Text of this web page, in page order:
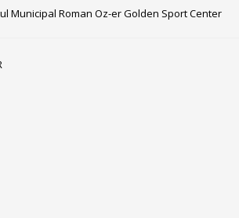
Municipal Roman Oz-er Golden Sport Center